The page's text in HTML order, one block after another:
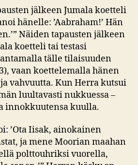
jälkeen Jumala koetteli
hänelle: ’Aabraham!’ Hän
Näiden tapausten jälkeen
koetteli tai testasi
tälle tilaisuuden
vaan koettelemalla hänen
vahvuutta. Kun Herra kutsui
luultavasti nukkuessa –
innokkuutensa kuulla.
’Ota Iisak, ainokainen
ja mene Moorian maahan
polttouhriksi vuorella,